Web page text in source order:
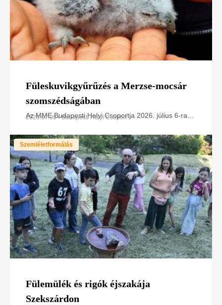
Füleskuvikgyűrűzés a Merzse-mocsár
szomszédságában
Az MME Budapesti Helyi Csoportja 2026. július 6-ra
érdeklődőknek a XVII. kerületben található Merzse
2026.07.08 • Budapesti Helyi Csoport
Szemléletformálás
Fülemülék és rigók éjszakája
Szekszárdon